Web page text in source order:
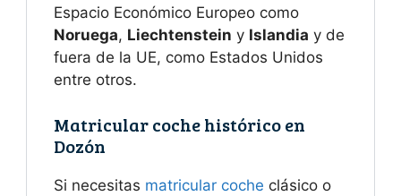
Espacio Económico Europeo como
Noruega, Liechtenstein y Islandia y de
fuera de la UE, como Estados Unidos
entre otros.
Matricular coche histórico en
Dozón
Si necesitas matricular coche clásico o